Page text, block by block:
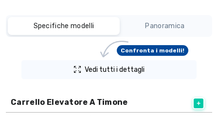
Specifiche modelli Panoramica
Vedi tutti i dettagli
Confronta i modelli!
Carrello Elevatore A Timone